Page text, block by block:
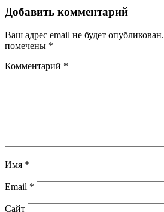
Добавить комментарий
Ваш адрес email не будет опубликован.
помечены *
Комментарий *
Имя *
Email *
Сайт